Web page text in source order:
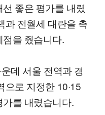
좋은 평가를 내렸
과 전월세 대란을 촉
을 줬습니다.
데 서울 전역과 경
으로 지정한 10·15
를 내렸습니다.